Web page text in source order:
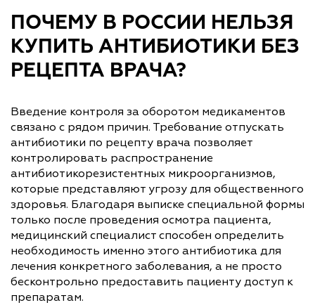
ПОЧЕМУ В РОССИИ НЕЛЬЗЯ
КУПИТЬ АНТИБИОТИКИ БЕЗ
РЕЦЕПТА ВРАЧА?
Введение контроля за оборотом медикаментов
связано с рядом причин. Требование отпускать
антибиотики по рецепту врача позволяет
контролировать распространение
антибиотикорезистентных микроорганизмов,
которые представляют угрозу для общественного
здоровья. Благодаря выписке специальной формы
только после проведения осмотра пациента,
медицинский специалист способен определить
необходимость именно этого антибиотика для
лечения конкретного заболевания, а не просто
бесконтрольно предоставить пациенту доступ к
препаратам.